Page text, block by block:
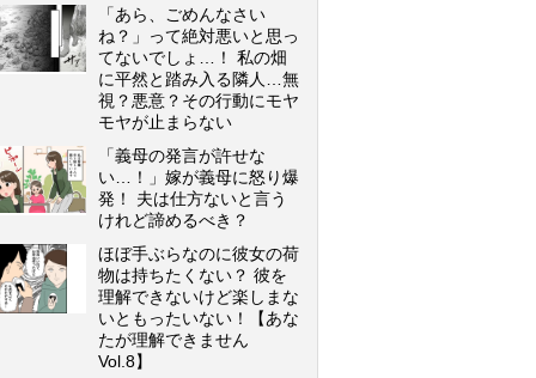
「あら、ごめんなさい
ね？」って絶対悪いと思っ
てないでしょ…！ 私の畑
に平然と踏み入る隣人…無
視？悪意？その行動にモヤ
モヤが止まらない
「義母の発言が許せな
い…！」嫁が義母に怒り爆
発！ 夫は仕方ないと言う
けれど諦めるべき？
ほぼ手ぶらなのに彼女の荷
物は持ちたくない？ 彼を
理解できないけど楽しまな
いともったいない！【あな
たが理解できません
Vol.8】